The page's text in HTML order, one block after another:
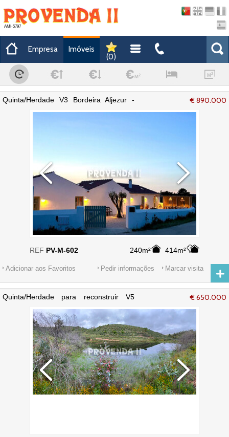
AMI-5797
Empresa
Imóveis
(0)
€ 890.000
Quinta/Herdade V3 Bordeira Aljezur -
240m² 414m²
REF PV-M-602
Adicionar aos Favoritos Marcar visita
Pedir informações
€ 650.000
Quinta/Herdade para reconstruir V5